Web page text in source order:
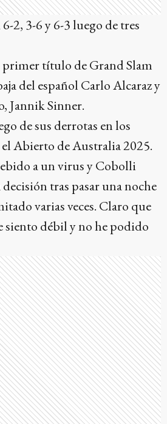
2, 3-6 y 6-3 luego de tres
primer título de Grand Slam
del español Carlo Alcaraz y
Jannik Sinner.
de sus derrotas en los
Abierto de Australia 2025.
a un virus y Cobolli
tras pasar una noche
varias veces. Claro que
siento débil y no he podido